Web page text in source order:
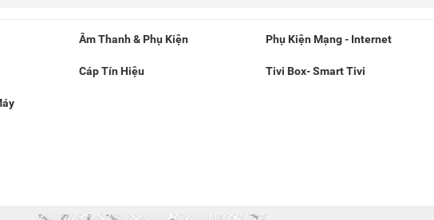
Âm Thanh & Phụ Kiện Phụ Kiện Mạng - Internet
Cáp Tín Hiệu Tivi Box- Smart Tivi